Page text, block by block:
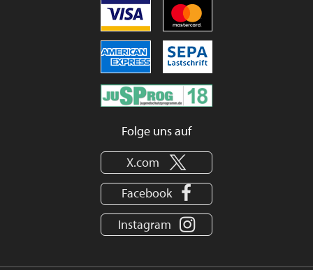
Folge uns auf
X.com
Facebook
Instagram